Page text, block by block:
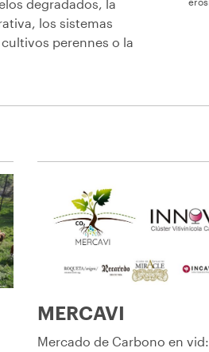
degradados, la
los sistemas
perennes o la
MERCAVI
Mercado de Carbono en vid: